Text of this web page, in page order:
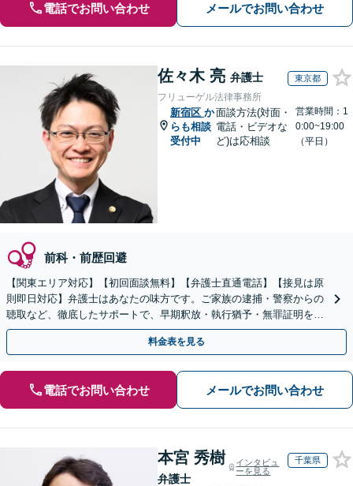
電話でお問い合わせ メールでお問い合わせ
佐々木 亮 弁護士 東京都
フリューゲル法律事務所
新宿区 か
らも相談
受付中
面談方法(対面・
電話・ビデオな
ど)は応相談
営業時間：1
0:00~19:00
（平日）
前科・前歴回避
【関東エリア対応】【初回面談無料】【弁護士直通電話】【接見は原
則即日対応】弁護士はあなたの味方です。ご家族の逮捕・警察からの
聴取など、徹底したサポートで、早期釈放・執行猶予・無罪証明を目
指します【WEB面談可】【休日・夜間・当日相談に対応】
料金表を見る
電話でお問い合わせ メールでお問い合わせ
本宮 秀樹
弁護士
インタビュ
ーを見る
千葉県